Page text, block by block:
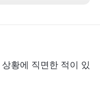
황에 직면한 적이 있